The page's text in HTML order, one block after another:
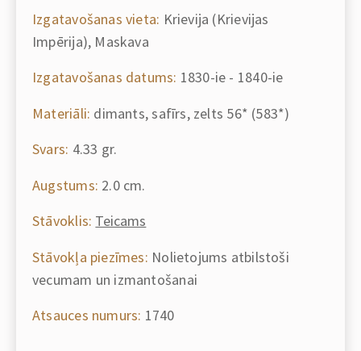
Izgatavošanas vieta: Krievija (Krievijas
Impērija), Maskava
Izgatavošanas datums: 1830-ie - 1840-ie
Materiāli: dimants, safīrs, zelts 56* (583*)
Svars: 4.33 gr.
Augstums: 2.0 cm.
Stāvoklis: Teicams
Stāvokļa piezīmes: Nolietojums atbilstoši
vecumam un izmantošanai
Atsauces numurs: 1740